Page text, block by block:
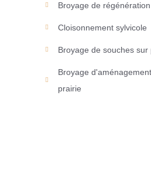
Broyage de
Cloisonnement sylvicole
Broyage de souches
Broyage
prairie